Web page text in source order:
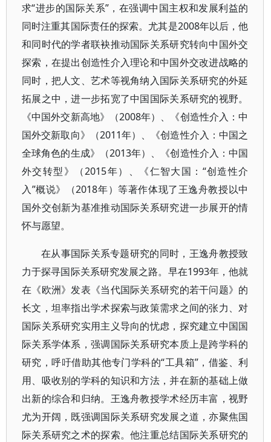
求“进步的国际关系”，在强调中国主权和发展利益的
同时注重其国际责任的探索。尤其是2008年以后，他
和同时代的学者联袂推动国际关系研究转向中国外交
探索，在提出创造性介入理论和中国外交改进战略的
同时，把人文、艺术等视角纳入国际关系研究的外延
拓展之中，进一步拓宽了中国国际关系研究的视野。
《中国外交新高地》（2008年）、《创造性介入：中
国外交新取向》（2011年）、《创造性介入：中国之
全球角色的生成》（2013年）、《创造性介入：中国
外交转型》（2015年）、《仁智大国：“创造性介
入”概说》（2018年）等著作体现了王逸舟教授以中
国外交创新为基准推动国际关系研究进一步展开的情
怀与愿望。
在从事国际关系专题研究的同时，王逸舟教授致
力于探寻国际关系研究发展之路。早在1993年，他就
在《欧洲》发表《当代国际关系研究的若干问题》的
长文，坦率指出学术探索与政策需求之间的张力、对
国际关系研究实用主义导向的忧虑，探究建立中国国
际关系学体系，强调国际关系研究本质上是跨学科的
研究，呼吁借助其他专门学科的“工具箱”，借鉴、利
用、吸收别的学科的知识和方法，并在新的基础上做
出新的综合和归纳。王逸舟教授学术经历丰富，视野
尤为开阔，既强调国际关系研究发展之道，亦聚焦国
际关系研究之术的探索。他注重总结国际关系研究的